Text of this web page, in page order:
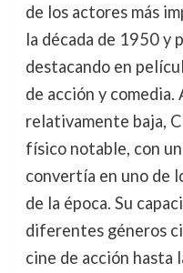
de los actores más
la década de 1950 y
destacando en
de acción y comedia.
relativamente baja,
físico notable, con
convertía en uno de
de la época. Su
diferentes géneros
cine de acción hasta